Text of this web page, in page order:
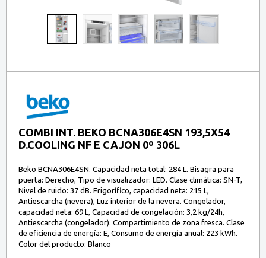
COMBI INT. BEKO BCNA306E4SN 193,5X54
D.COOLING NF E CAJON 0º 306L
Beko BCNA306E4SN. Capacidad neta total: 284 L. Bisagra para
puerta: Derecho, Tipo de visualizador: LED. Clase climática: SN-T,
Nivel de ruido: 37 dB. Frigorífico, capacidad neta: 215 L,
Antiescarcha (nevera), Luz interior de la nevera. Congelador,
capacidad neta: 69 L, Capacidad de congelación: 3,2 kg/24h,
Antiescarcha (congelador). Compartimiento de zona fresca. Clase
de eficiencia de energía: E, Consumo de energía anual: 223 kWh.
Color del producto: Blanco